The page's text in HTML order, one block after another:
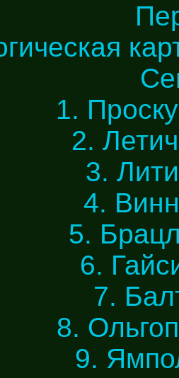
1.
2.
3.
4.
5.
6.
7.
8.
9.